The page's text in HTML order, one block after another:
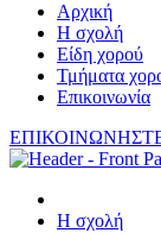
Αρχική
Η σχολή
Είδη χορού
Τμήματα
Επικοινωνία
Η σχολή